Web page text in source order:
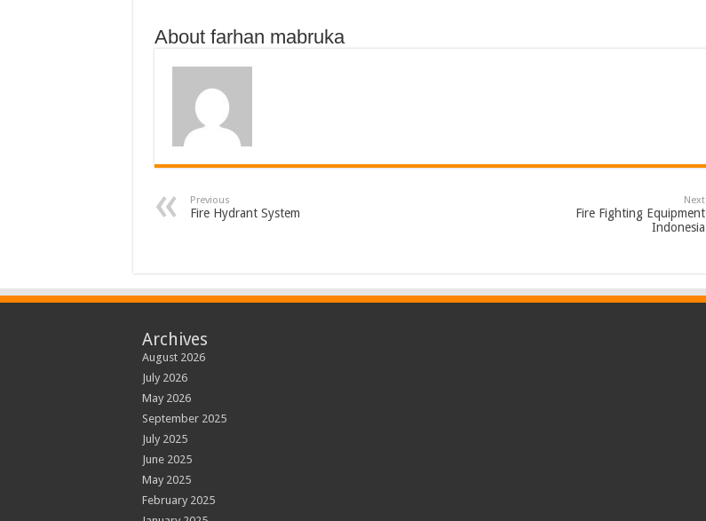
About farhan mabruka
Previous
Fire Hydrant System
Next
Fire Fighting Equipment
Indonesia
Archives
August 2026
July 2026
May 2026
September 2025
July 2025
June 2025
May 2025
February 2025